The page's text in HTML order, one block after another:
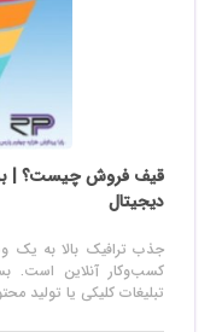
قیف فروش چیست؟ |
دیجیتال
جذب ترافیک بالا به یک
کسب‌وکار آنلاین است.
تبلیغات کلیکی یا تولید